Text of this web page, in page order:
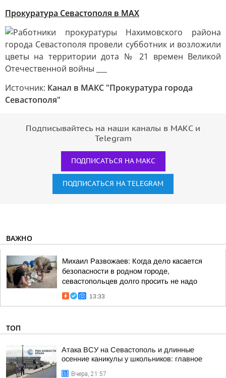
Прокуратура Севастополя в MAX
Источник: Канал в МАКС "Прокуратура города
Севастополя"
Подписывайтесь на наши каналы в МАКС и
Telegram
ПОДПИСАТЬСЯ НА МАКС
ПОДПИСАТЬСЯ НА TELEGRAM
ВАЖНО
Михаил Развожаев: Когда дело касается
безопасности в родном городе,
севастопольцев долго просить не надо
13:33
ТОП
Атака ВСУ на Севастополь и длинные
осенние каникулы у школьников: главное
Вчера, 21:57